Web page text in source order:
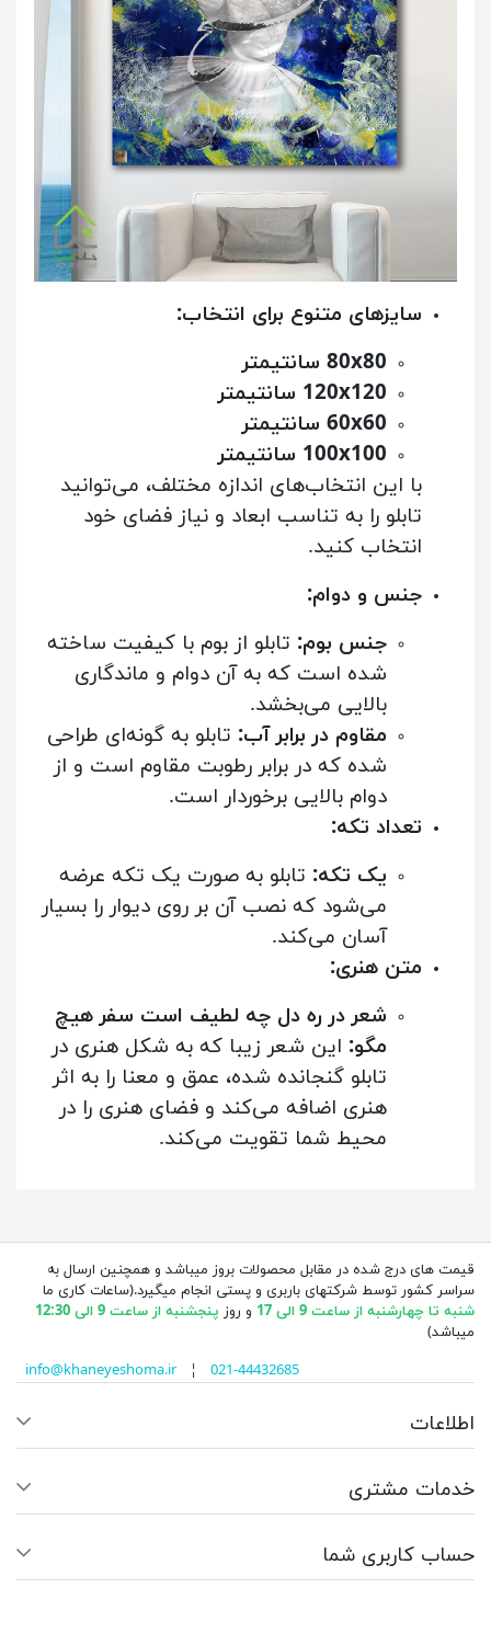
سایزهای متنوع برای انتخاب:
80x80 سانتیمتر
120x120 سانتیمتر
60x60 سانتیمتر
100x100 سانتیمتر
با این انتخاب‌های اندازه مختلف، می‌توانید
تابلو را به تناسب ابعاد و نیاز فضای خود
انتخاب کنید.
جنس و دوام:
جنس بوم: تابلو از بوم با کیفیت ساخته
شده است که به آن دوام و ماندگاری
بالایی می‌بخشد.
مقاوم در برابر آب: تابلو به گونه‌ای طراحی
شده که در برابر رطوبت مقاوم است و از
دوام بالایی برخوردار است.
تعداد تکه:
یک تکه: تابلو به صورت یک تکه عرضه
می‌شود که نصب آن بر روی دیوار را بسیار
آسان می‌کند.
متن هنری:
شعر در ره دل چه لطیف است سفر هیچ
مگو: این شعر زیبا که به شکل هنری در
تابلو گنجانده شده، عمق و معنا را به اثر
هنری اضافه می‌کند و فضای هنری را در
محیط شما تقویت می‌کند.
قیمت های درج شده در مقابل محصولات بروز میباشد و همچنین ارسال به
سراسر کشور توسط شرکتهای باربری و پستی انجام میگیرد.(ساعات کاری ما
شنبه تا چهارشنبه از ساعت 9 الی 17
و روز پنجشنبه از ساعت 9 الی 12:30
میباشد)
info@khaneyeshoma.ir¦ 021-44432685
اطلاعات
خدمات مشتری
حساب کاربری شما